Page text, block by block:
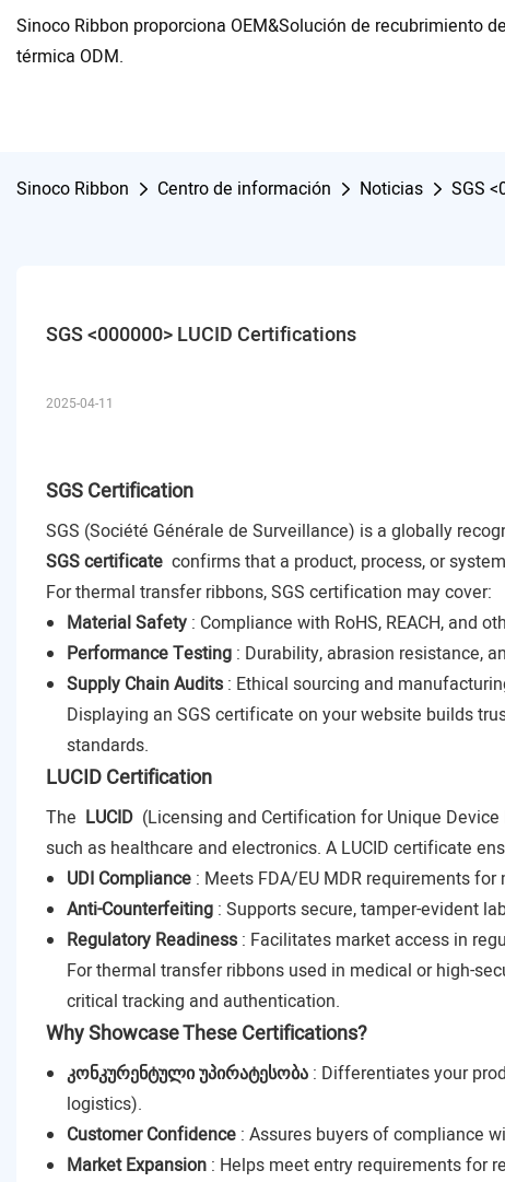
Sinoco Ribbon proporciona OEM&Solución de recubrimiento
térmica ODM.
Sinoco Ribbon Centro de información Noticias SGS
SGS <000000> LUCID Certifications
2025-04-11
SGS Certification
SGS (Société Générale de Surveillance) is a globally
SGS certificate confirms that a product, process, or
For thermal transfer ribbons, SGS certification may cover:
Material Safety : Compliance with RoHS, REACH, and
Performance Testing : Durability, abrasion resistance,
Supply Chain Audits : Ethical sourcing and
Displaying an SGS certificate on your website builds
standards.
LUCID Certification
The LUCID (Licensing and Certification for Unique
such as healthcare and electronics. A LUCID certificate
UDI Compliance : Meets FDA/EU MDR requirements
Anti-Counterfeiting : Supports secure, tamper-evident
Regulatory Readiness : Facilitates market access in
For thermal transfer ribbons used in medical or high-
critical tracking and authentication.
Why Showcase These Certifications?
კონკურენტული უპირატესობა : Differentiates your
logistics).
Customer Confidence : Assures buyers of compliance
Market Expansion : Helps meet entry requirements for